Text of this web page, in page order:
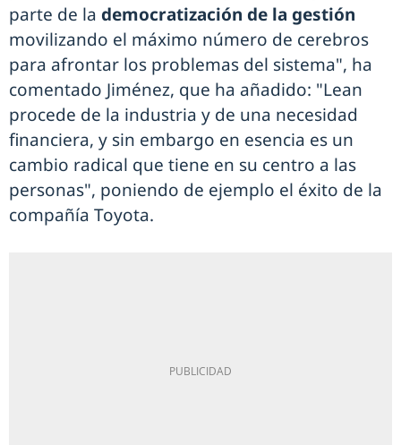
parte de la democratización de la gestión
movilizando el máximo número de cerebros
para afrontar los problemas del sistema", ha
comentado Jiménez, que ha añadido: "Lean
procede de la industria y de una necesidad
financiera, y sin embargo en esencia es un
cambio radical que tiene en su centro a las
personas", poniendo de ejemplo el éxito de la
compañía Toyota.